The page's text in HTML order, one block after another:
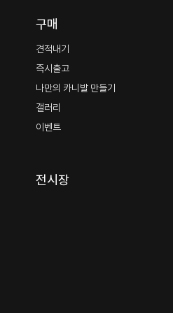
구매
견적내기
즉시출고
나만의 카니발 만들기
갤러리
이벤트
전시장